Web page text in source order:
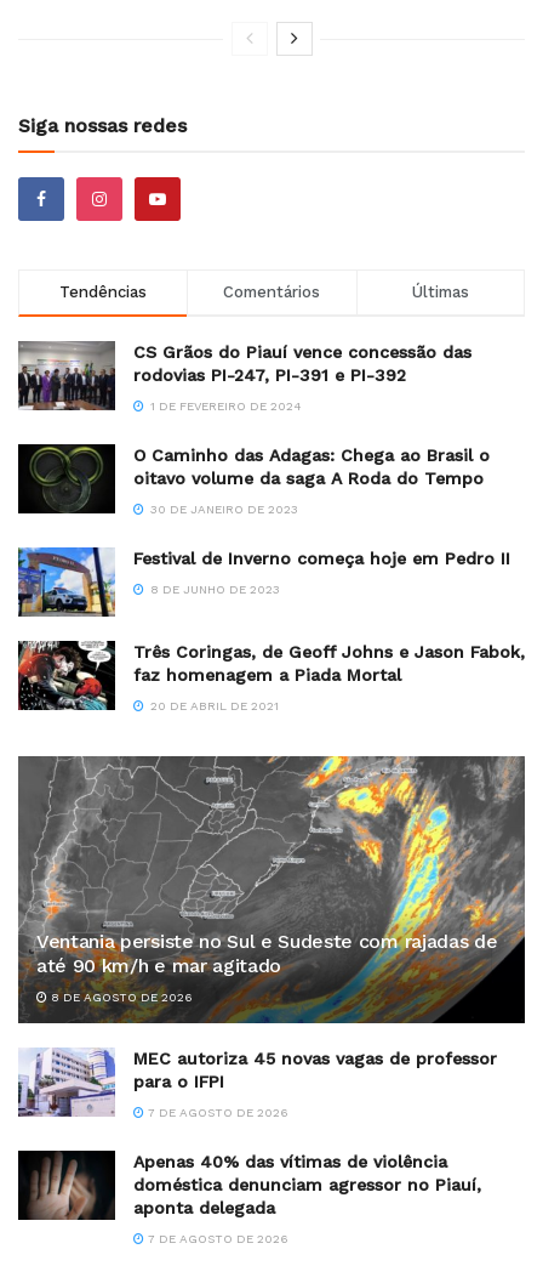
Siga nossas redes
Tendências Comentários Últimas
CS Grãos do Piauí vence concessão das
rodovias PI-247, PI-391 e PI-392
1 DE FEVEREIRO DE 2024
O Caminho das Adagas: Chega ao Brasil o
oitavo volume da saga A Roda do Tempo
30 DE JANEIRO DE 2023
Festival de Inverno começa hoje em Pedro II
8 DE JUNHO DE 2023
Três Coringas, de Geoff Johns e Jason Fabok,
faz homenagem a Piada Mortal
20 DE ABRIL DE 2021
Ventania persiste no Sul e Sudeste com rajadas de
até 90 km/h e mar agitado
8 DE AGOSTO DE 2026
MEC autoriza 45 novas vagas de professor
para o IFPI
7 DE AGOSTO DE 2026
Apenas 40% das vítimas de violência
doméstica denunciam agressor no Piauí,
aponta delegada
7 DE AGOSTO DE 2026